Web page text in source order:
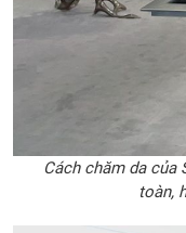
Cách chăm da của
toàn,